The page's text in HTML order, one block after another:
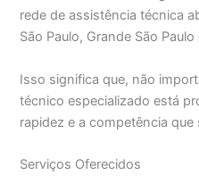
rede de assistência técnica
São Paulo, Grande São Paulo
Isso significa que, não
técnico especializado está
rapidez e a competência
Serviços Oferecidos